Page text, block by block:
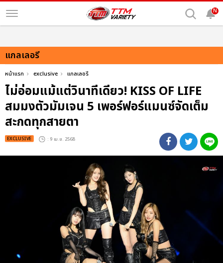
N
แกลเลอรี
หน้าแรก exclusive แกลเลอรี
ไม่อ่อมแม้แต่วินาทีเดียว! KISS OF LIFE
สมมงตัวมัมเจน 5 เพอร์ฟอร์แมนซ์จัดเต็ม
สะกดทุกสายตา
EXCLUSIVE : 9 เม.ย. 2568